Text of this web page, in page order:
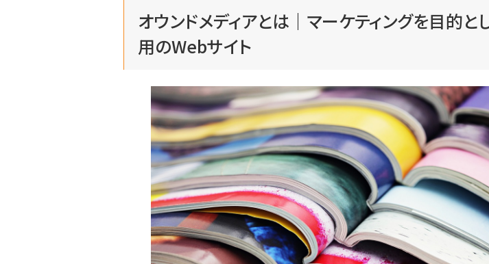
オウンドメディアとは｜マーケティングを目的と
用のWebサイト